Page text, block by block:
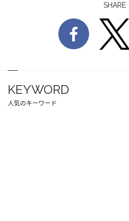
SHARE
KEYWORD
人気のキーワード